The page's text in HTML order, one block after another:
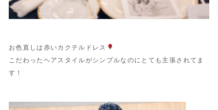
お色直しは赤いカクテルドレス
こだわったヘアスタイルがシンプルなのにとても主張されてま
す！